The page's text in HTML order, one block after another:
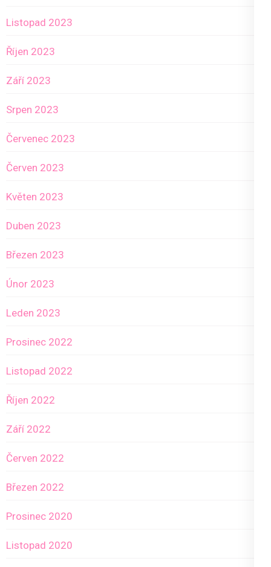
Listopad 2023
Říjen 2023
Září 2023
Srpen 2023
Červenec 2023
Červen 2023
Květen 2023
Duben 2023
Březen 2023
Únor 2023
Leden 2023
Prosinec 2022
Listopad 2022
Říjen 2022
Září 2022
Červen 2022
Březen 2022
Prosinec 2020
Listopad 2020